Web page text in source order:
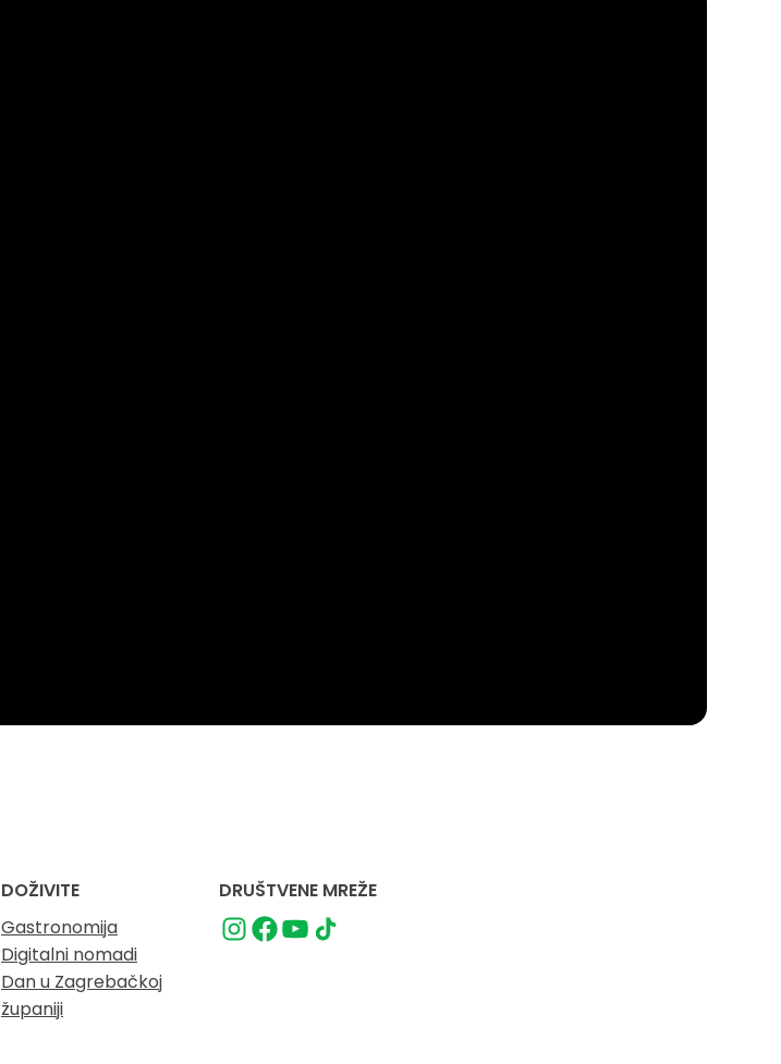
DOŽIVITE
Gastronomija
Digitalni nomadi
Dan u Zagrebačkoj
županiji
DRUŠTVENE MREŽE